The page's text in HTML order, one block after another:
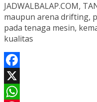
JADWALBALAP.COM,
maupun arena drifting,
pada tenaga mesin,
kualitas
Facebook
X